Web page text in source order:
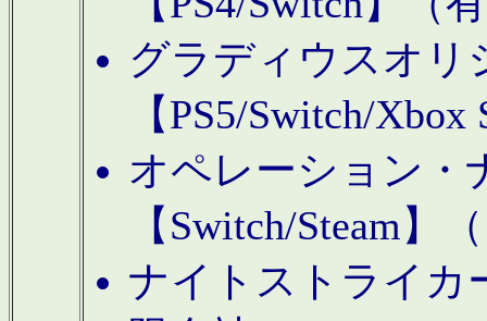
グラディウスオリ
【PS5/Switch/
オペレーション・
【Switch/Steam】
ナイトストライカ